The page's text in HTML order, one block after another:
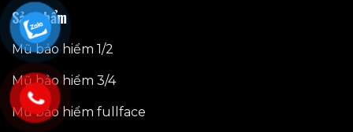
Sản phẩm
Mũ bảo hiểm 1/2
Mũ bảo hiểm 3/4
Mũ bảo hiểm fullface